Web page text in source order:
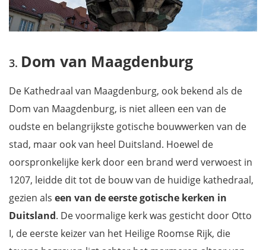
Dom van Maagdenburg
De Kathedraal van Maagdenburg, ook bekend als de
Dom van Maagdenburg, is niet alleen een van de
oudste en belangrijkste gotische bouwwerken van de
stad, maar ook van heel Duitsland. Hoewel de
oorspronkelijke kerk door een brand werd verwoest in
1207, leidde dit tot de bouw van de huidige kathedraal,
gezien als een van de eerste gotische kerken in
Duitsland. De voormalige kerk was gesticht door Otto
I, de eerste keizer van het Heilige Roomse Rijk, die